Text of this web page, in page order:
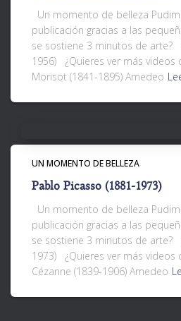
Un momento de belleza
publicación gracias a las
se sostiene 3 minutos de arte?
1956) ¿Quieres ver más videos
Morisot (1841-1895) Amedeo
UN MOMENTO DE BELLEZA
Pablo Picasso (1881-1973)
Un momento de belleza
publicación gracias a las
se sostiene 3 minutos de arte?
1973) ¿Quieres ver más videos
Cézanne (1839-1906) Amedeo